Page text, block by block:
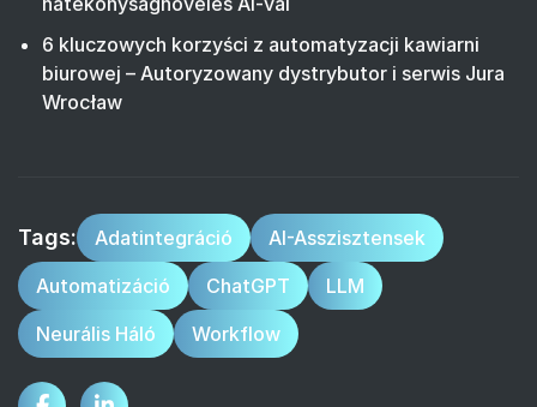
6 kluczowych korzyści z automatyzacji kawiarni
biurowej – Autoryzowany dystrybutor i serwis Jura
Wrocław
Tags: Adatintegráció
AI-Asszisztensek
Automatizáció
ChatGPT
LLM
Neurális Háló
Workflow